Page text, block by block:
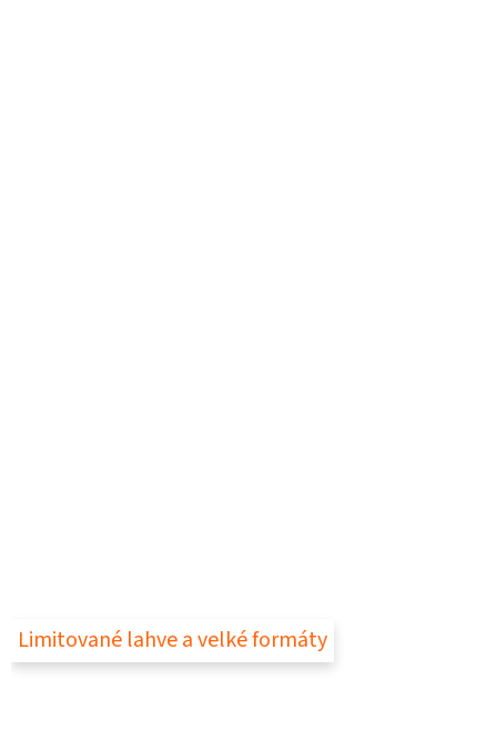
Limitované lahve a velké formáty